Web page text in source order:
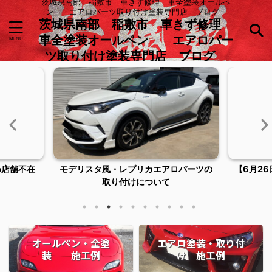
ン エアロパーツ取り付け塗装専門店 ブログ
茨城県南部 稲敷市 車きず修理
車全塗装オールペン エアロパー
ツ取り付け塗装専門店 ブログ
舗不在
モデリスタ風・レプリカエアロパーツの
取り付けについて
【6月
オールペン・全塗
装 施工例
エアロ塗装・取り付
け 施工例